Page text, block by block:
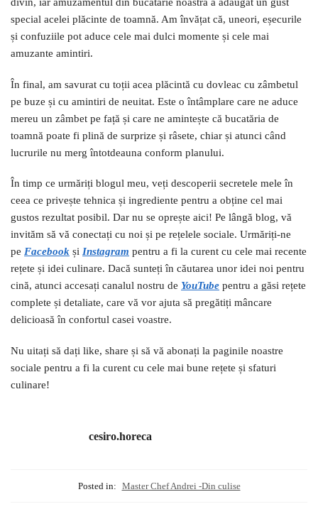
divin, iar amuzamentul din bucătărie noastră a adăugat un gust
special acelei plăcinte de toamnă. Am învățat că, uneori, eșecurile
și confuziile pot aduce cele mai dulci momente și cele mai
amuzante amintiri.
În final, am savurat cu toții acea plăcintă cu dovleac cu zâmbetul
pe buze și cu amintiri de neuitat. Este o întâmplare care ne aduce
mereu un zâmbet pe față și care ne amintește că bucatăria de
toamnă poate fi plină de surprize și râsete, chiar și atunci când
lucrurile nu merg întotdeauna conform planului.
În timp ce urmăriți blogul meu, veți descoperii secretele mele în
ceea ce privește tehnica și ingrediente pentru a obține cel mai
gustos rezultat posibil. Dar nu se oprește aici! Pe lângă blog, vă
invităm să vă conectați cu noi și pe rețelele sociale. Urmăriți-ne
pe Facebook și Instagram pentru a fi la curent cu cele mai recente
rețete și idei culinare. Dacă sunteți în căutarea unor idei noi pentru
cină, atunci accesați canalul nostru de YouTube pentru a găsi rețete
complete și detaliate, care vă vor ajuta să pregătiți mâncare
delicioasă în confortul casei voastre.
Nu uitați să dați like, share și să vă abonați la paginile noastre
sociale pentru a fi la curent cu cele mai bune rețete și sfaturi
culinare!
cesiro.horeca
Posted in: Master Chef Andrei -Din culise